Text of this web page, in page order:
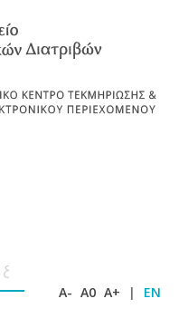
A- A0 A+ | EN